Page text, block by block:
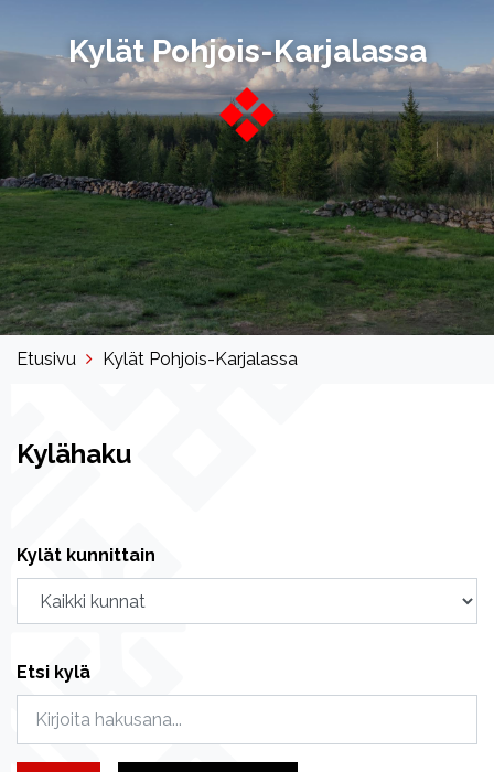
Kylät Pohjois-Karjalassa
Etusivu Kylät Pohjois-Karjalassa
Kylähaku
Kylät kunnittain
Etsi kylä